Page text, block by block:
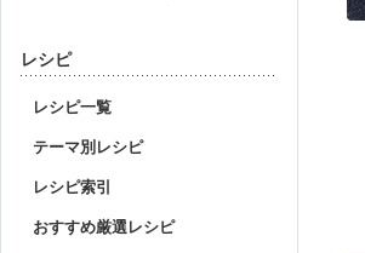
レシピ
レシピ一覧
テーマ別レシピ
レシピ索引
おすすめ厳選レシピ